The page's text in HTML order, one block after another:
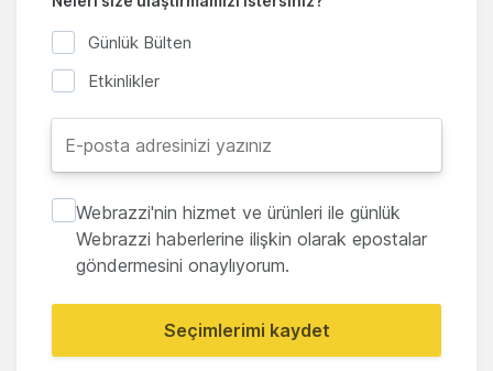
Günlük Bülten
Etkinlikler
Webrazzi'nin hizmet ve ürünleri ile günlük
Webrazzi haberlerine ilişkin olarak epostalar
göndermesini onaylıyorum.
Seçimlerimi kaydet